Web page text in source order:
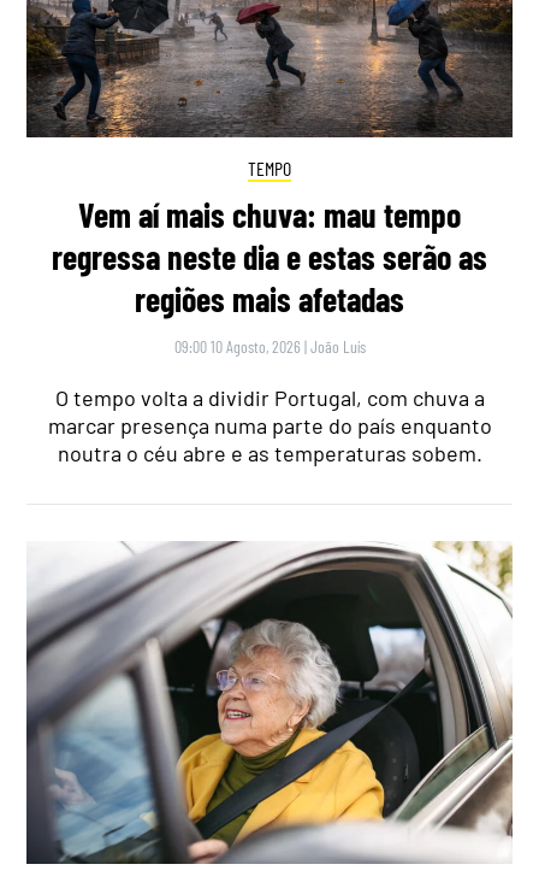
TEMPO
Vem aí mais chuva: mau tempo
regressa neste dia e estas serão as
regiões mais afetadas
09:00 10 Agosto, 2026 |João Luís
O tempo volta a dividir Portugal, com chuva a
marcar presença numa parte do país enquanto
noutra o céu abre e as temperaturas sobem.